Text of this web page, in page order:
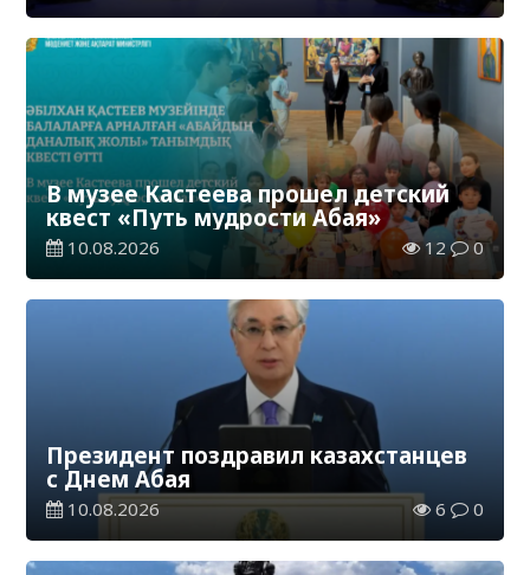
В музее Кастеева прошел детский
квест «Путь мудрости Абая»
10.08.2026 12 0
Президент поздравил казахстанцев
с Днем Абая
10.08.2026 6 0